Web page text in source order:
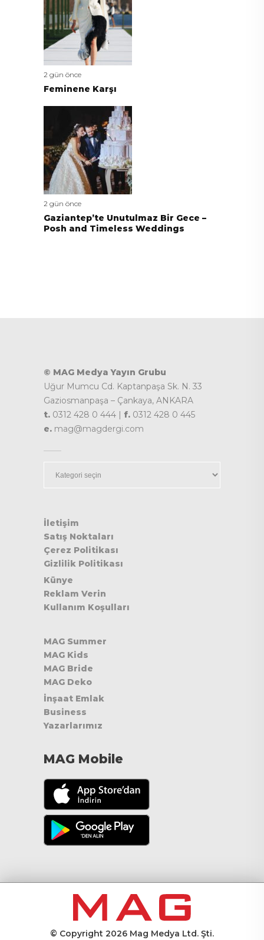
2 gün önce
Feminene Karşı
2 gün önce
Gaziantep’te Unutulmaz Bir Gece –
Posh and Timeless Weddings
© MAG Medya Yayın Grubu
Uğur Mumcu Cd. Kaptanpaşa Sk. N. 33
Gaziosmanpaşa – Çankaya, ANKARA
t. 0312 428 0 444 | f. 0312 428 0 445
e. mag@magdergi.com
İletişim
Satış Noktaları
Çerez Politikası
Gizlilik Politikası
Künye
Reklam Verin
Kullanım Koşulları
MAG Summer
MAG Kids
MAG Bride
MAG Deko
İnşaat Emlak
Business
Yazarlarımız
MAG Mobile
© Copyright 2026 Mag Medya Ltd. Şti.